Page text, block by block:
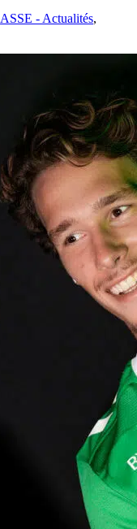
ASSE - Actualités,